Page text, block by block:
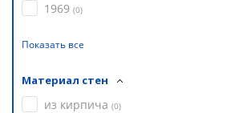
1969 (0)
Показать все
Материал стен
из кирпича (0)